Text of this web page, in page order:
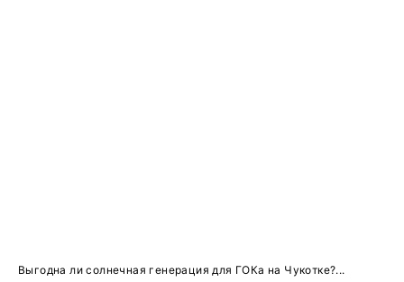
Выгодна ли солнечная генерация для ГОКа на Чукотке?...